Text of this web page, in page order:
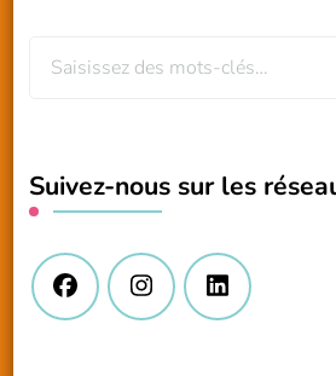
?
Suivez-nous sur les